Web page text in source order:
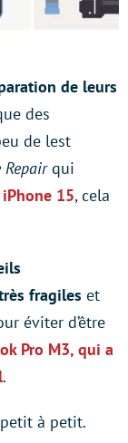
de leurs
des
de lest
Repairqui
15, cela
fragiles et
éviter d’être
Pro M3, qui a
.
à petit.